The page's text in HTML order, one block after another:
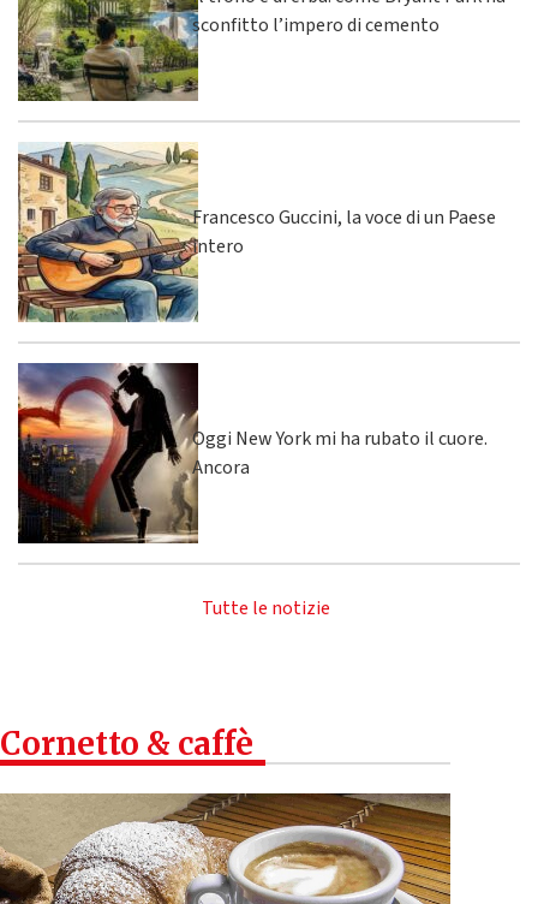
sconfitto l’impero di cemento
Francesco Guccini, la voce di un Paese
intero
Oggi New York mi ha rubato il cuore.
Ancora
Tutte le notizie
Cornetto & caffè